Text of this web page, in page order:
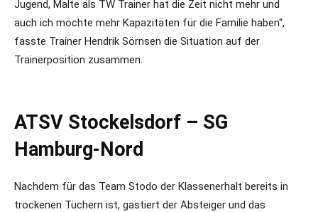
Jugend, Malte als TW Trainer hat die Zeit nicht mehr und
auch ich möchte mehr Kapazitäten für die Familie haben“,
fasste Trainer Hendrik Sörnsen die Situation auf der
Trainerposition zusammen.
ATSV Stockelsdorf – SG
Hamburg-Nord
Nachdem für das Team Stodo der Klassenerhalt bereits in
trockenen Tüchern ist, gastiert der Absteiger und das